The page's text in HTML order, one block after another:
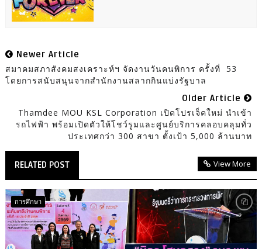
Newer Article
สมาคมสภาสังคมสงเคราะห์ฯ จัดงานวันคนพิการ ครั้งที่ 53
โดยการสนับสนุนจากสำนักงานสลากกินแบ่งรัฐบาล
Older Article
Thamdee MOU KSL Corporation เปิดโปรเจ็คใหม่ นำเข้า
รถไฟฟ้า พร้อมเปิดตัวให้โชว์รูมและศูนย์บริการคลอบคลุมทั่ว
ประเทศกว่า 300 สาขา ตั้งเป้า 5,000 ล้านบาท
RELATED POST View More
การศึกษา